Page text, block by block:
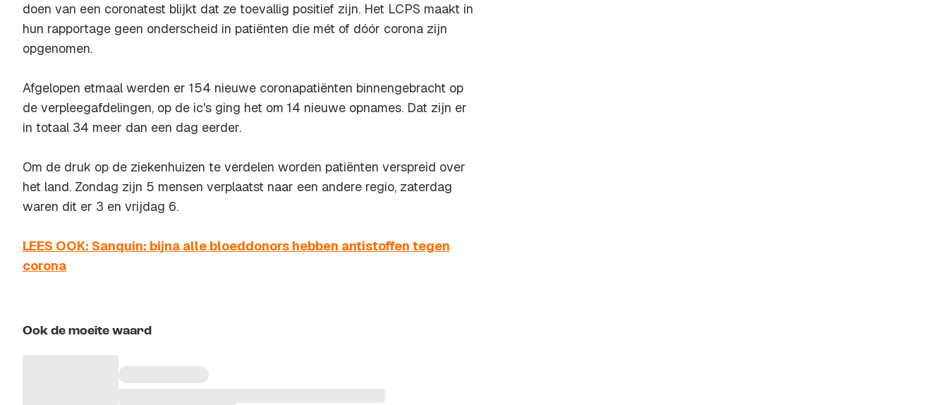
doen van een coronatest blijkt dat ze toevallig positief zijn. Het LCPS maakt in
hun rapportage geen onderscheid in patiënten die mét of dóór corona zijn
opgenomen.
Afgelopen etmaal werden er 154 nieuwe coronapatiënten binnengebracht op
de verpleegafdelingen, op de ic's ging het om 14 nieuwe opnames. Dat zijn er
in totaal 34 meer dan een dag eerder.
Om de druk op de ziekenhuizen te verdelen worden patiënten verspreid over
het land. Zondag zijn 5 mensen verplaatst naar een andere regio, zaterdag
waren dit er 3 en vrijdag 6.
LEES OOK: Sanquin: bijna alle bloeddonors hebben antistoffen tegen
corona
Ook de moeite waard